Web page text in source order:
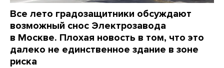
Все лето градозащитники обсуждают
возможный снос Электрозавода
в Москве. Плохая новость в том, что это
далеко не единственное здание в зоне
риска